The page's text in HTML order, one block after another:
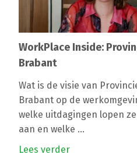
WorkPlace Inside:
Brabant
Wat is de visie van
Brabant op de
welke uitdagingen lopen
aan en welke ...
Lees verder